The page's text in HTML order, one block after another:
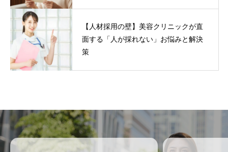
【人材採用の壁】美容クリニックが直
面する「人が採れない」お悩みと解決
策